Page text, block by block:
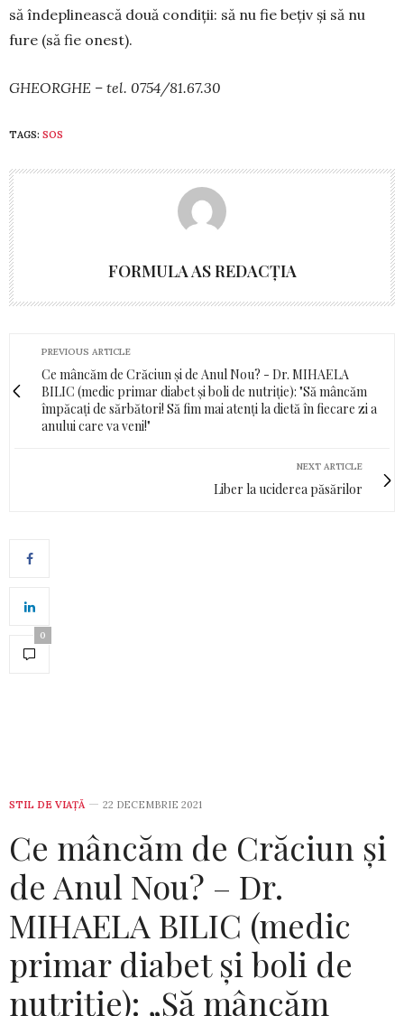
să îndeplinească două condiții: să nu fie bețiv și să nu
fure (să fie onest).
GHEORGHE – tel. 0754/81.67.30
TAGS: SOS
FORMULA AS REDACȚIA
PREVIOUS ARTICLE
Ce mâncăm de Crăciun și de Anul Nou? - Dr. MIHAELA
BILIC (medic primar diabet și boli de nutriție): "Să mâncăm
împăcați de sărbători! Să fim mai atenți la dietă în fiecare zi a
anului care va veni!"
NEXT ARTICLE
Liber la uciderea păsărilor
0
STIL DE VIA­ŢĂ 22 DECEMBRIE 2021
Ce mâncăm de Crăciun și
de Anul Nou? – Dr.
MIHAELA BILIC (medic
primar diabet și boli de
nutriție): „Să mâncăm